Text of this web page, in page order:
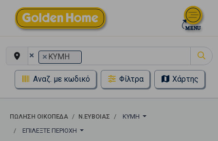
× × ΚΥΜΗ
Αναζ. με κωδικό Φίλτρα Χάρτης
ΠΏΛΗΣΗ ΟΙΚΌΠΕΔΑ Ν.ΕΥΒΟΙΑΣ
ΚΥΜΗ
ΕΠΙΛΈΞΤΕ ΠΕΡΙΟΧΉ